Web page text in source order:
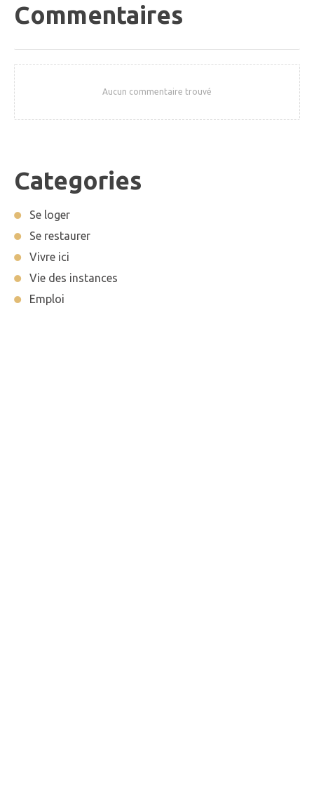
Commentaires
Aucun commentaire trouvé
Categories
Se loger
Se restaurer
Vivre ici
Vie des instances
Emploi